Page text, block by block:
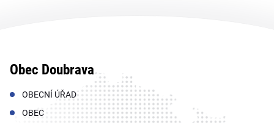
Obec Doubrava
OBECNÍ ÚŘAD
OBEC